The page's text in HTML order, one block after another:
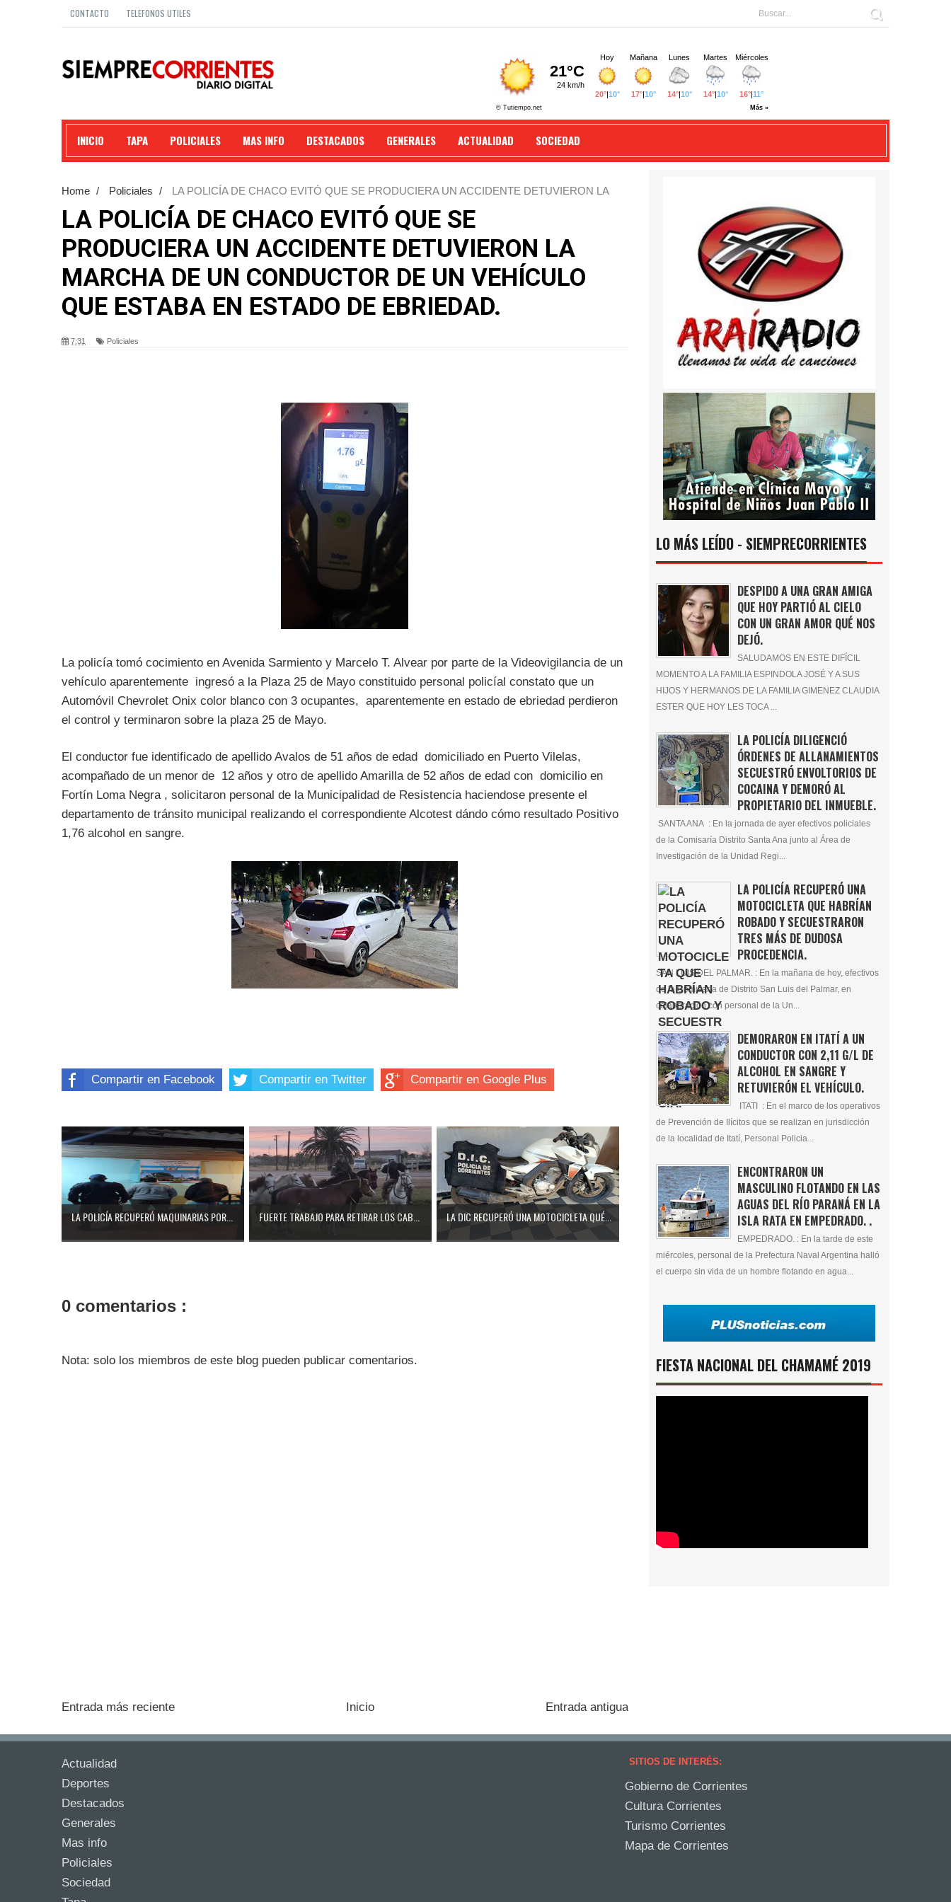
CONTACTO TELEFONOS UTILES
INICIO TAPA POLICIALES MAS INFO DESTACADOS GENERALES ACTUALIDAD SOCIEDAD
Home / Policiales /
LA POLICÍA DE CHACO EVITÓ QUE SE PRODUCIERA UN ACCIDENTE DETUVIERON LA
MARCHA DE UN CONDUCTOR DE UN VEHÍCULO QUE ESTABA EN ESTADO DE EBRIEDAD.
LA POLICÍA DE CHACO EVITÓ QUE SE
PRODUCIERA UN ACCIDENTE DETUVIERON LA
MARCHA DE UN CONDUCTOR DE UN VEHÍCULO
QUE ESTABA EN ESTADO DE EBRIEDAD.
7:31 Policiales
La policía tomó cocimiento en Avenida Sarmiento y Marcelo T. Alvear por parte de la Videovigilancia de un
vehículo aparentemente ingresó a la Plaza 25 de Mayo constituido personal policíal constato que un
Automóvil Chevrolet Onix color blanco con 3 ocupantes, aparentemente en estado de ebriedad perdieron
el control y terminaron sobre la plaza 25 de Mayo.
El conductor fue identificado de apellido Avalos de 51 años de edad domiciliado en Puerto Vilelas,
acompañado de un menor de 12 años y otro de apellido Amarilla de 52 años de edad con domicilio en
Fortín Loma Negra , solicitaron personal de la Municipalidad de Resistencia haciendose presente el
departamento de tránsito municipal realizando el correspondiente Alcotest dándo cómo resultado Positivo
1,76 alcohol en sangre.
Compartir en Facebook Compartir en Twitter Compartir en Google Plus
LA POLICÍA RECUPERÓ MAQUINARIAS POR... FUERTE TRABAJO PARA RETIRAR LOS CAB... LA DIC RECUPERÓ UNA MOTOCICLETA QUÉ...
0 comentarios :
Nota: solo los miembros de este blog pueden publicar comentarios.
Entrada más reciente Entrada antigua
Inicio
LO MÁS LEÍDO - SIEMPRECORRIENTES
DESPIDO A UNA GRAN AMIGA
QUE HOY PARTIÓ AL CIELO
CON UN GRAN AMOR QUÉ NOS
DEJÓ.
SALUDAMOS EN ESTE DIFÍCIL
MOMENTO A LA FAMILIA ESPINDOLA JOSÉ Y A SUS
HIJOS Y HERMANOS DE LA FAMILIA GIMENEZ CLAUDIA
ESTER QUE HOY LES TOCA ...
LA POLICÍA DILIGENCIÓ
ÓRDENES DE ALLANAMIENTOS
SECUESTRÓ ENVOLTORIOS DE
COCAINA Y DEMORÓ AL
PROPIETARIO DEL INMUEBLE.
SANTA ANA : En la jornada de ayer efectivos policiales
de la Comisaría Distrito Santa Ana junto al Área de
Investigación de la Unidad Regi...
LA POLICÍA RECUPERÓ UNA
MOTOCICLETA QUE HABRÍAN
ROBADO Y SECUESTRARON
TRES MÁS DE DUDOSA
PROCEDENCIA.
SAN LUIS DEL PALMAR. : En la mañana de hoy, efectivos
de la Comisaría de Distrito San Luis del Palmar, en
colaboración con personal de la Un...
DEMORARON EN ITATÍ A UN
CONDUCTOR CON 2,11 G/L DE
ALCOHOL EN SANGRE Y
RETUVIERÓN EL VEHÍCULO.
ITATI : En el marco de los operativos
de Prevención de Ilícitos que se realizan en jurisdicción
de la localidad de Itatí, Personal Policia...
ENCONTRARON UN
MASCULINO FLOTANDO EN LAS
AGUAS DEL RÍO PARANÁ EN LA
ISLA RATA EN EMPEDRADO. .
EMPEDRADO. : En la tarde de este
miércoles, personal de la Prefectura Naval Argentina halló
el cuerpo sin vida de un hombre flotando en agua...
FIESTA NACIONAL DEL CHAMAMÉ 2019
Actualidad
Deportes
Destacados
Generales
Mas info
Policiales
Sociedad
SITIOS DE INTERÉS:
Gobierno de Corrientes
Cultura Corrientes
Turismo Corrientes
Mapa de Corrientes